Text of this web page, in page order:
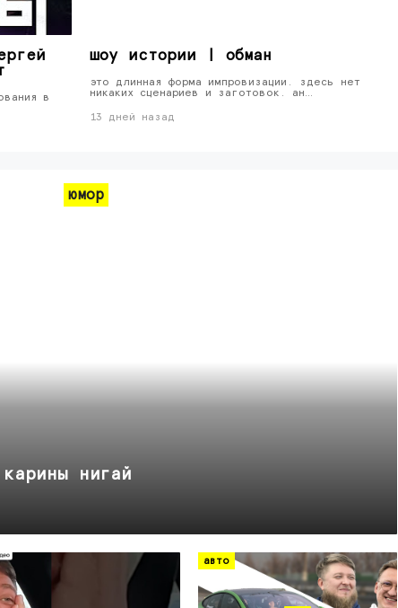
в
шоу истории | обман
это длинная форма импровизации. здесь нет
никаких сценариев и заготовок. ан…
13 дней назад
юмор
нигай
авто